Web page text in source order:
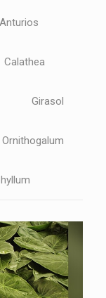
Anturios
Calathea
Girasol
Ornithogalum